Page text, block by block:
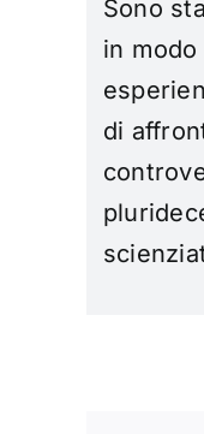
Sono
in
di